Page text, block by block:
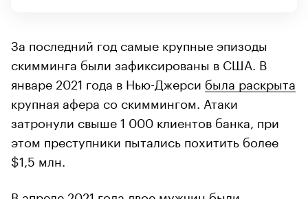
За последний год самые крупные эпизоды
скимминга были зафиксированы в США. В
январе 2021 года в Нью-Джерси была раскрыта
крупная афера со скиммингом. Атаки
затронули свыше 1 000 клиентов банка, при
этом преступники пытались похитить более
$1,5 млн.